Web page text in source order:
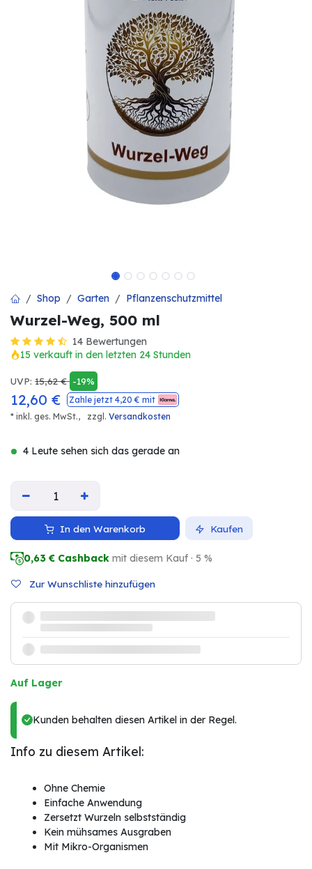
Shop Garten Pflanzenschutzmittel
Wurzel-Weg, 500 ml
14 Bewertungen
15 verkauft in den letzten 24 Stunden
UVP: 15,62€ -19%
12,60 € Zahle jetzt 4,20 € mit
* inkl. ges. MwSt.,
zzgl. Versandkosten
4 Leute sehen sich das gerade an
In den Warenkorb Kaufen
0,63 € Cashback mit diesem Kauf · 5 %
Zur Wunschliste hinzufügen
Auf Lager
Kunden behalten diesen Artikel in der Regel.
Info zu diesem Artikel:
Ohne Chemie
Einfache Anwendung
Zersetzt Wurzeln selbstständig
Kein mühsames Ausgraben
Mit Mikro-Organismen